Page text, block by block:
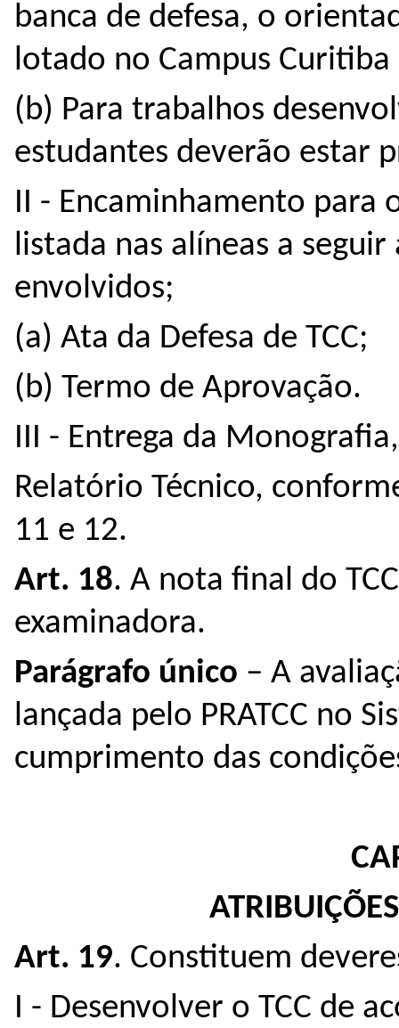
banca de defesa, o
lotado no Campus Curitiba
(b) Para trabalhos
estudantes deverão estar
II - Encaminhamento para
listada nas alíneas a
envolvidos;
(a) Ata da Defesa de TCC;
(b) Termo de Aprovação.
III - Entrega da
Relatório Técnico,
11 e 12.
Art. 18. A nota final do
examinadora.
Parágrafo único – A
lançada pelo PRATCC no
cumprimento das
Art. 19. Constituem
I - Desenvolver o TCC de